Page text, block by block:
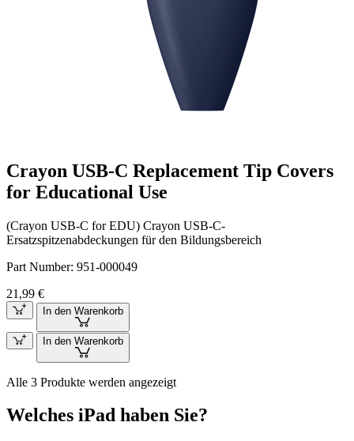
Crayon USB-C Replacement Tip Covers
for Educational Use
(Crayon USB-C for EDU) Crayon USB-C-
Ersatzspitzenabdeckungen für den Bildungsbereich
Part Number: 951-000049
21,99 €
In den Warenkorb
In den Warenkorb
Alle 3 Produkte werden angezeigt
Welches iPad haben Sie?